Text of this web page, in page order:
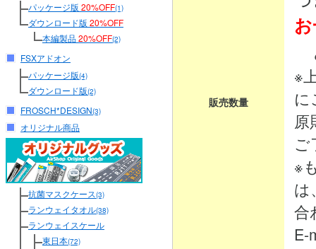
パッケージ版 20%OFF(1)
ダウンロード版 20%OFF
本編製品20%OFF(2)
FSXアドオン
パッケージ版(4)
ダウンロード版(2)
FROSCH*DESIGN(3)
オリジナル商品
抗菌マスクケース(3)
ランウェイタオル(38)
ランウェイスケール
東日本(72)
販売数量
※
に
原
ご
※
は
合
E-